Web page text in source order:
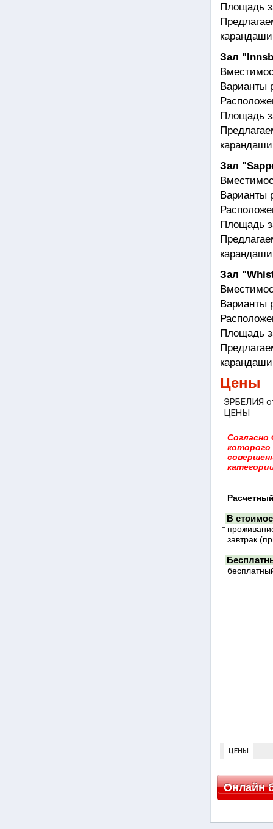
Площадь
Зал
Варианты
Площадь
Зал
Варианты
Площадь
Зал
Варианты
Площадь
Цены
Онлайн